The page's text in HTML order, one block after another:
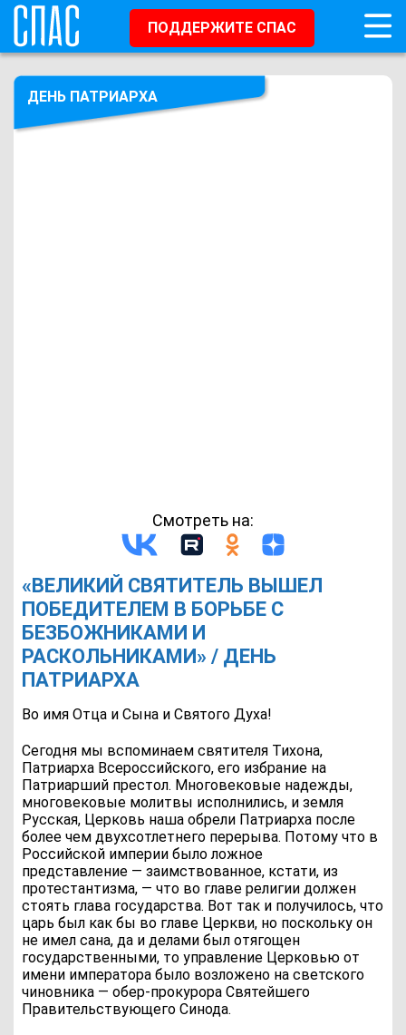
ПОДДЕРЖИТЕ СПАС
ДЕНЬ ПАТРИАРХА
Смотреть на:
«ВЕЛИКИЙ СВЯТИТЕЛЬ ВЫШЕЛ
ПОБЕДИТЕЛЕМ В БОРЬБЕ С
БЕЗБОЖНИКАМИ И
РАСКОЛЬНИКАМИ» / ДЕНЬ
ПАТРИАРХА
Во имя Отца и Сына и Святого Духа!
Сегодня мы вспоминаем святителя Тихона,
Патриарха Всероссийского, его избрание на
Патриарший престол. Многовековые надежды,
многовековые молитвы исполнились, и земля
Русская, Церковь наша обрели Патриарха после
более чем двухсотлетнего перерыва. Потому что в
Российской империи было ложное
представление — заимствованное, кстати, из
протестантизма, — что во главе религии должен
стоять глава государства. Вот так и получилось, что
царь был как бы во главе Церкви, но поскольку он
не имел сана, да и делами был отягощен
государственными, то управление Церковью от
имени императора было возложено на светского
чиновника — обер-прокурора Святейшего
Правительствующего Синода.